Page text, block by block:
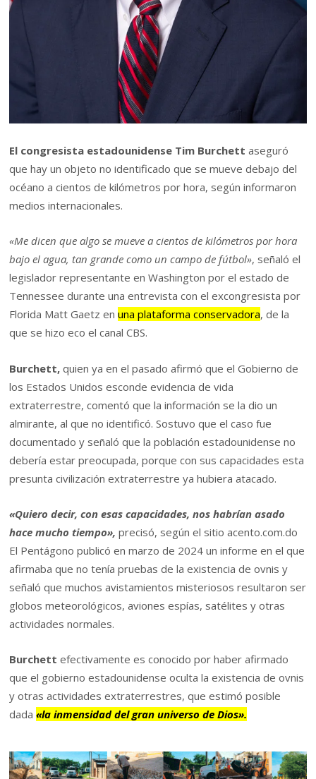
El congresista estadounidense Tim Burchett aseguró
que hay un objeto no identificado que se mueve debajo del
océano a cientos de kilómetros por hora, según informaron
medios internacionales.
«Me dicen que algo se mueve a cientos de kilómetros por hora
bajo el agua, tan grande como un campo de fútbol», señaló el
legislador representante en Washington por el estado de
Tennessee durante una entrevista con el excongresista por
Florida Matt Gaetz enuna plataforma conservadora, de la
que se hizo eco el canal CBS.
Burchett,quien ya en el pasado afirmó que el Gobierno de
los Estados Unidos esconde evidencia de vida
extraterrestre, comentó que la información se la dio un
almirante, al que no identificó. Sostuvo que el caso fue
documentado y señaló que la población estadounidense no
debería estar preocupada, porque con sus capacidades esta
presunta civilización extraterrestre ya hubiera atacado.
«Quiero decir, con esas capacidades, nos habrían asado
hace mucho tiempo»,precisó, según el sitio acento.com.do
El Pentágono publicó en marzo de 2024 un informe en el que
afirmaba que no tenía pruebas de la existencia de ovnis y
señaló que muchos avistamientos misteriosos resultaron ser
globos meteorológicos, aviones espías, satélites y otras
actividades normales.
Burchettefectivamente es conocido por haber afirmado
que el gobierno estadounidense oculta la existencia de ovnis
y otras actividades extraterrestres, que estimó posible
dada «la inmensidad del gran universo de Dios».